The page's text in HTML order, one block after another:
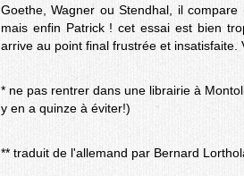
Goethe, Wagner ou Stendhal, il
mais enfin Patrick ! cet essai est bien
arrive au point final frustrée et insatisfaite.
* ne pas rentrer dans une librairie à
y en a quinze à éviter!)
** traduit de l'allemand par Bernard